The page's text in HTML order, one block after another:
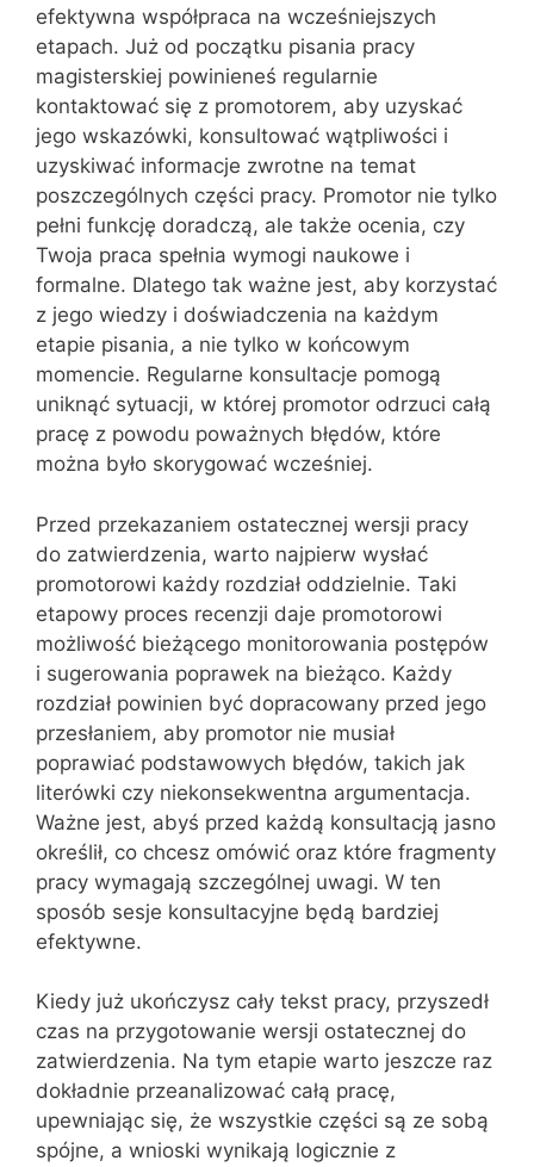
efektywna współpraca na wcześniejszych
etapach. Już od początku pisania pracy
magisterskiej powinieneś regularnie
kontaktować się z promotorem, aby uzyskać
jego wskazówki, konsultować wątpliwości i
uzyskiwać informacje zwrotne na temat
poszczególnych części pracy. Promotor nie tylko
pełni funkcję doradczą, ale także ocenia, czy
Twoja praca spełnia wymogi naukowe i
formalne. Dlatego tak ważne jest, aby korzystać
z jego wiedzy i doświadczenia na każdym
etapie pisania, a nie tylko w końcowym
momencie. Regularne konsultacje pomogą
uniknąć sytuacji, w której promotor odrzuci całą
pracę z powodu poważnych błędów, które
można było skorygować wcześniej.
Przed przekazaniem ostatecznej wersji pracy
do zatwierdzenia, warto najpierw wysłać
promotorowi każdy rozdział oddzielnie. Taki
etapowy proces recenzji daje promotorowi
możliwość bieżącego monitorowania postępów
i sugerowania poprawek na bieżąco. Każdy
rozdział powinien być dopracowany przed jego
przesłaniem, aby promotor nie musiał
poprawiać podstawowych błędów, takich jak
literówki czy niekonsekwentna argumentacja.
Ważne jest, abyś przed każdą konsultacją jasno
określił, co chcesz omówić oraz które fragmenty
pracy wymagają szczególnej uwagi. W ten
sposób sesje konsultacyjne będą bardziej
efektywne.
Kiedy już ukończysz cały tekst pracy, przyszedł
czas na przygotowanie wersji ostatecznej do
zatwierdzenia. Na tym etapie warto jeszcze raz
dokładnie przeanalizować całą pracę,
upewniając się, że wszystkie części są ze sobą
spójne, a wnioski wynikają logicznie z